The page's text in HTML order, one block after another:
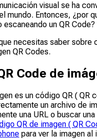
visual se ha
mundo. Entonces, ¿por
un QR Code?
necesitas saber sobre
QR Codes.
Code de
es un código QR ( QR
un archivo de
una URL o buscar
QR de imagen ( QR
para ver la imagen al